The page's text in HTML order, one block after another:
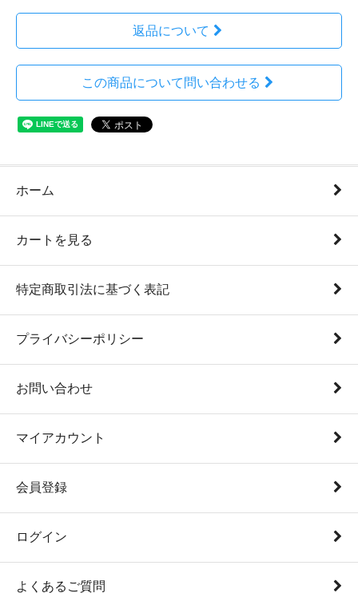
返品について
この商品について問い合わせる
ホーム
カートを見る
特定商取引法に基づく表記
プライバシーポリシー
お問い合わせ
マイアカウント
会員登録
ログイン
よくあるご質問